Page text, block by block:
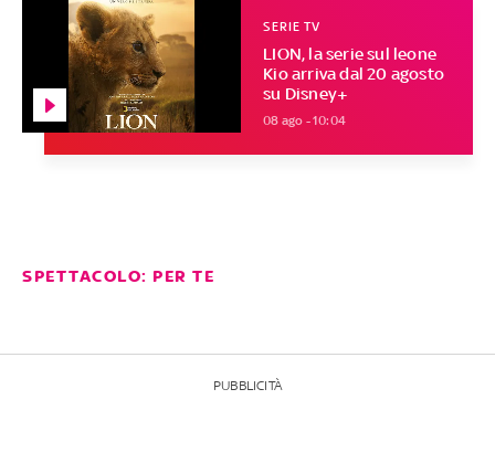
LION, la serie sul leone
Kio arriva dal 20 agosto
su Disney+
SERIE TV
08 ago - 10:04
SPETTACOLO: PER TE
PUBBLICITÀ